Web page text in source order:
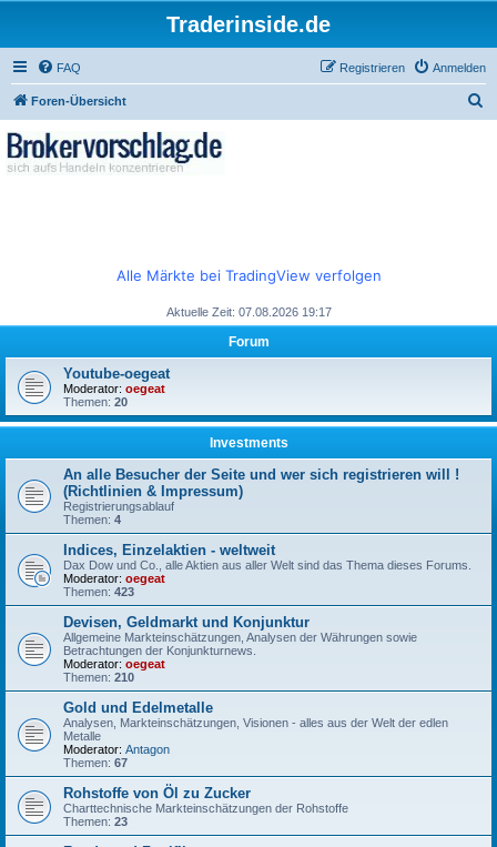
Traderinside.de
FAQ Anmelden
Registrieren
Foren-Übersicht
Alle Märkte bei TradingView verfolgen
Aktuelle Zeit: 07.08.2026 19:17
Forum
Youtube-oegeat
Moderator: oegeat
Themen: 20
Investments
An alle Besucher der Seite und wer sich registrieren will !
(Richtlinien & Impressum)
Registrierungsablauf
Themen: 4
Indices, Einzelaktien - weltweit
Dax Dow und Co., alle Aktien aus aller Welt sind das Thema dieses Forums.
Moderator: oegeat
Themen: 423
Devisen, Geldmarkt und Konjunktur
Allgemeine Markteinschätzungen, Analysen der Währungen sowie
Betrachtungen der Konjunkturnews.
Moderator: oegeat
Themen: 210
Gold und Edelmetalle
Analysen, Markteinschätzungen, Visionen - alles aus der Welt der edlen
Metalle
Moderator: Antagon
Themen: 67
Rohstoffe von Öl zu Zucker
Charttechnische Markteinschätzungen der Rohstoffe
Themen: 23